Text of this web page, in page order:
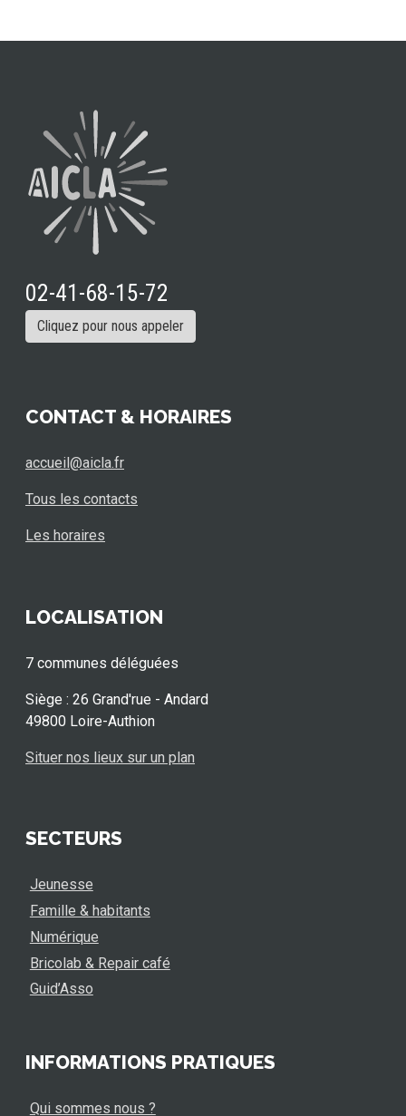
02-41-68-15-72
Cliquez pour nous appeler
CONTACT & HORAIRES
accueil@aicla.fr
Tous les contacts
Les horaires
LOCALISATION
7 communes déléguées
Siège : 26 Grand'rue - Andard
49800 Loire-Authion
Situer nos lieux sur un plan
SECTEURS
Jeunesse
Famille & habitants
Numérique
Bricolab & Repair café
Guid’Asso
INFORMATIONS PRATIQUES
Qui sommes nous ?